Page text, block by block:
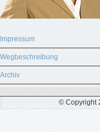
Impressum
Wegbeschreibung
Archiv
© Copyright